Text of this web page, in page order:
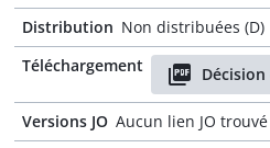
Distribution Non distribuées (D)
Téléchargement
Versions JO Aucun lien JO trouvé